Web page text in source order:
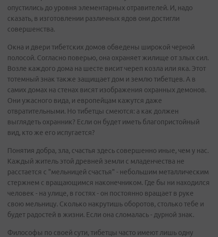
опустились до уровня элементарных отравителей. И, надо
сказать, в изготовлении различных ядов они достигли
совершенства.
Окна и двери тибетских домов обведены широкой черной
полосой. Согласно поверью, она охраняет жилище от злых сил.
Возле каждого дома на шесте висит череп козла или яка. Этот
тотемный знак также защищает дом и землю тибетцев. А в
самих домах на стенах висят изображения охранных демонов.
Они ужасного вида, и европейцам кажутся даже
отвратительными. Но тибетцы смеются: а как должен
выглядеть охранник? Если он будет иметь благопристойный
вид, кто же его испугается?
Понятия добра, зла, счастья здесь совершенно иные, чем у нас.
Каждый житель этой древней земли с младенчества не
расстается с "мельницей счастья" - небольшим металлическим
стержнем с вращающимся наконечником. Где бы ни находился
человек - на улице, в гостях - он постоянно вращает в руке
свою мельницу. Сколько накрутишь оборотов, столько тебе и
будет радостей в жизни. Если она сломалась - дурной знак.
Философы по своей сути, тибетцы часто имеют лишь одну